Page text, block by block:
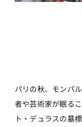
パリの秋、モンパ
者や芸術家が眠る
ト・デュラスの墓